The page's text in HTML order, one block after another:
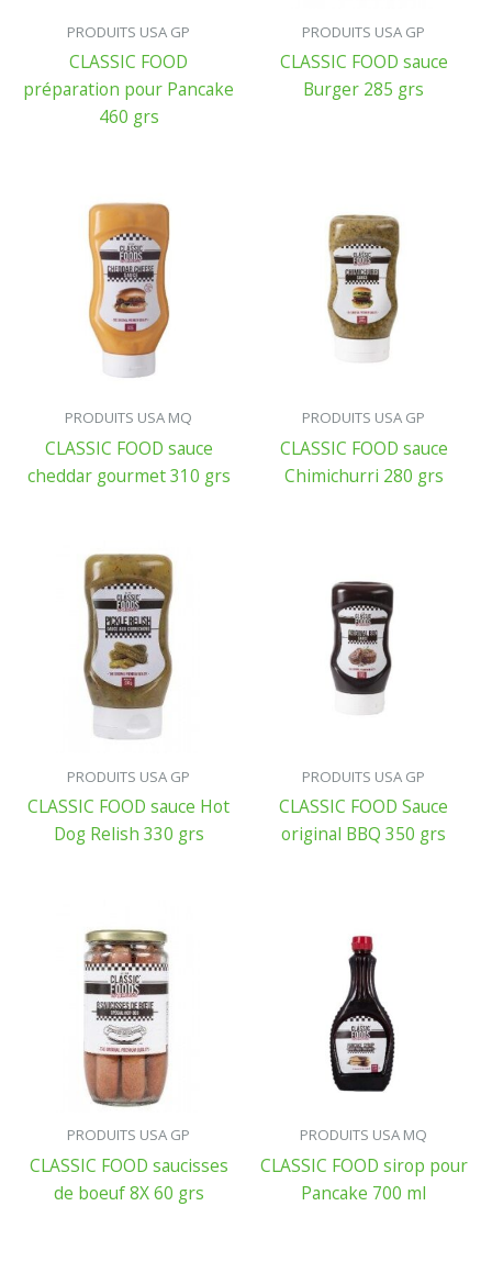
PRODUITS USA GP
CLASSIC FOOD
préparation pour Pancake
460 grs
PRODUITS USA GP
CLASSIC FOOD sauce
Burger 285 grs
PRODUITS USA MQ
CLASSIC FOOD sauce
cheddar gourmet 310 grs
PRODUITS USA GP
CLASSIC FOOD sauce
Chimichurri 280 grs
PRODUITS USA GP
CLASSIC FOOD sauce Hot
Dog Relish 330 grs
PRODUITS USA GP
CLASSIC FOOD Sauce
original BBQ 350 grs
PRODUITS USA GP
CLASSIC FOOD saucisses
de boeuf 8X 60 grs
PRODUITS USA MQ
CLASSIC FOOD sirop pour
Pancake 700 ml